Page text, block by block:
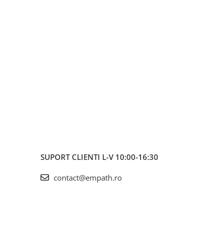
SUPORT CLIENTI L-V 10:00-16:30
contact@empath.ro